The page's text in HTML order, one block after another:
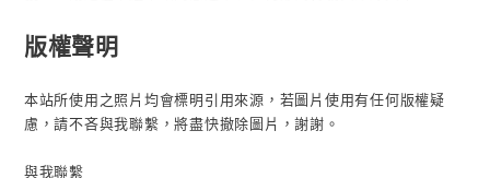
版權聲明
本站所使用之照片均會標明引用來源，若圖片使用有任何版權疑
慮，請不吝與我聯繫，將盡快撤除圖片，謝謝。
與我聯繫